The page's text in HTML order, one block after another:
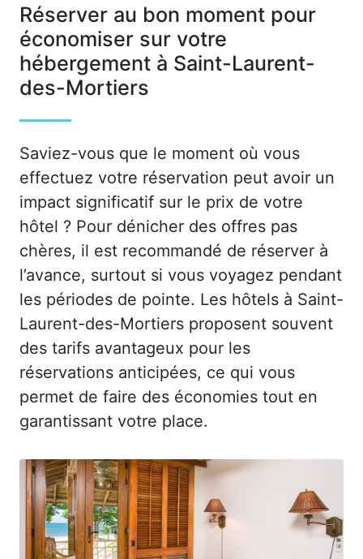
Réserver au bon moment pour
économiser sur votre
hébergement à Saint-Laurent-
des-Mortiers
Saviez-vous que le moment où vous
effectuez votre réservation peut avoir un
impact significatif sur le prix de votre
hôtel ? Pour dénicher des offres pas
chères, il est recommandé de réserver à
l’avance, surtout si vous voyagez pendant
les périodes de pointe. Les hôtels à Saint-
Laurent-des-Mortiers proposent souvent
des tarifs avantageux pour les
réservations anticipées, ce qui vous
permet de faire des économies tout en
garantissant votre place.